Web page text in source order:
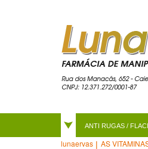
ANTI RUGAS /
lunaervas AS